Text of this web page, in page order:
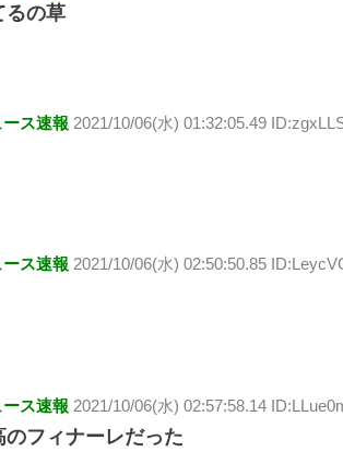
るの草
ス速報 2021/10/06(水) 01:32:05.49
ス速報 2021/10/06(水) 02:50:50.85
ス速報 2021/10/06(水) 02:57:58.14
フィナーレだった